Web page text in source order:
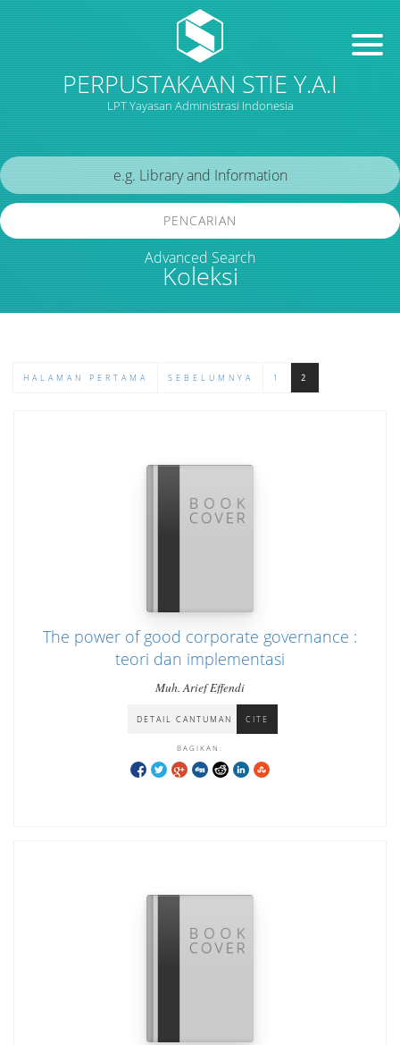
PERPUSTAKAAN STIE Y.A.I
LPT Yayasan Administrasi Indonesia
Koleksi
PENCARIAN
Advanced Search
HALAMAN PERTAMA SEBELUMNYA 1 2
The power of good corporate governance :
teori dan implementasi
Muh. Arief Effendi
DETAIL CANTUMAN CITE
BAGIKAN: